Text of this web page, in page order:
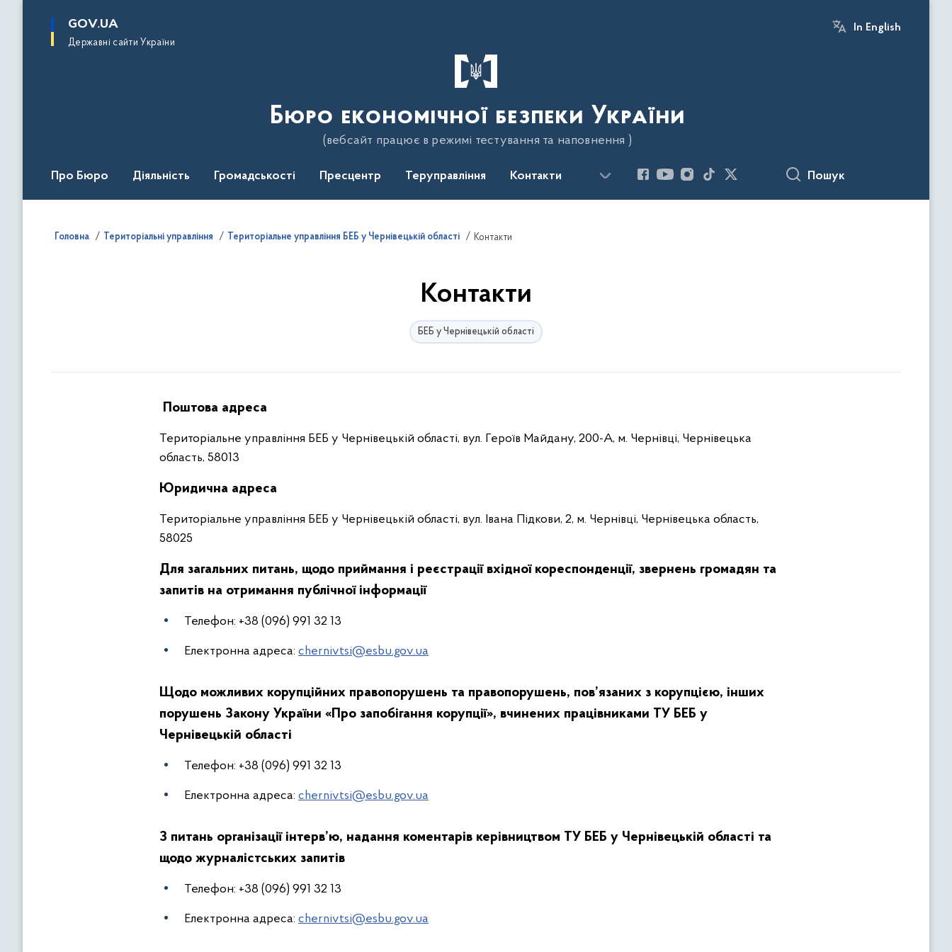
основного
GOV.UA
Державні сайти України
In English
Бюро економічної безпеки України
(вебсайт працює в режимі тестування та наповнення )
Про Бюро Діяльність Громадськості Пресцентр Теруправління Контакти Пошук
Головна Територіальні управління Територіальне управління БЕБ у Чернівецькій області Контакти
Контакти
БЕБ у Чернівецькій області
Поштова адреса
Територіальне управління БЕБ у Чернівецькій області, вул. Героїв Майдану, 200-А, м. Чернівці, Чернівецька
область, 58013
Юридична адреса
Територіальне управління БЕБ у Чернівецькій області, вул. Івана Підкови, 2, м. Чернівці, Чернівецька область,
58025
Для загальних питань, щодо приймання і реєстрації вхідної кореспонденції, звернень громадян та
запитів на отримання публічної інформації
Телефон: +38 (096) 991 32 13
Електронна адреса: chernivtsi@esbu.gov.ua
Щодо можливих корупційних правопорушень та правопорушень, пов’язаних з корупцією, інших
порушень Закону України «Про запобігання корупції», вчинених працівниками ТУ БЕБ у
Чернівецькій області
Телефон: +38 (096) 991 32 13
Електронна адреса: chernivtsi@esbu.gov.ua
З питань організації інтерв’ю, надання коментарів керівництвом ТУ БЕБ у Чернівецькій області та
щодо журналістських запитів
Телефон: +38 (096) 991 32 13
Електронна адреса: chernivtsi@esbu.gov.ua